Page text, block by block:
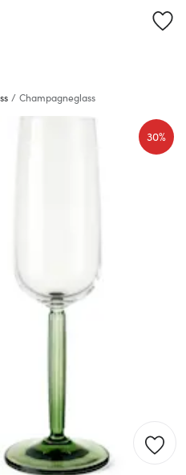
/ Champagneglass
30%